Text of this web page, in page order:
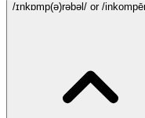
/ɪnkɒmp(ə)rəbəl/ or /